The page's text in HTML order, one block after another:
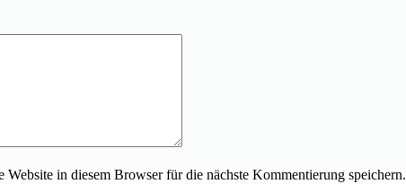
in diesem Browser für die nächste Kommentierung speichern.